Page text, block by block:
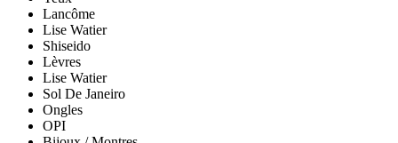
Lancôme
Lise Watier
Shiseido
Lèvres
Lise Watier
Sol De Janeiro
Ongles
OPI